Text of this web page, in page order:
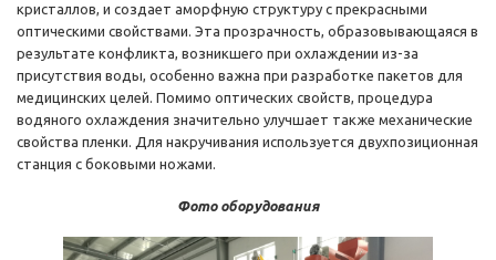
кристаллов, и создает аморфную структуру с прекрасными
оптическими свойствами. Эта прозрачность, образовывающаяся в
результате конфликта, возникшего при охлаждении из-за
присутствия воды, особенно важна при разработке пакетов для
медицинских целей. Помимо оптических свойств, процедура
водяного охлаждения значительно улучшает также механические
свойства пленки. Для накручивания используется двухпозиционная
станция с боковыми ножами.
Фото оборудования